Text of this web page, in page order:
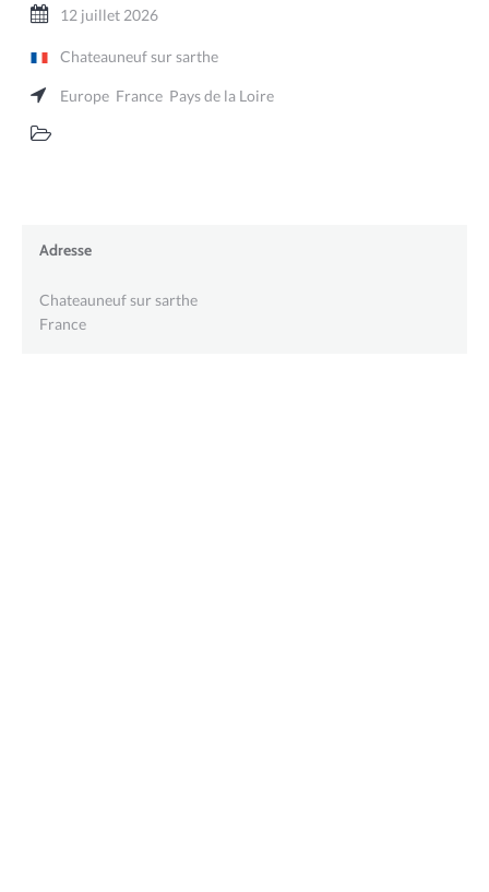
12 juillet 2026
Chateauneuf sur sarthe
Europe France Pays de la Loire
Adresse
Chateauneuf sur sarthe
France